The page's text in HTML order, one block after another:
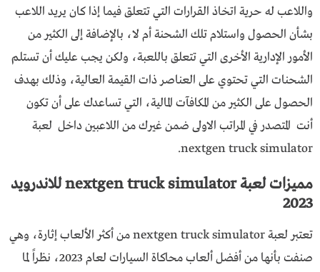
واللاعب له حرية اتخاذ القرارات التي تتعلق فيما إذا كان يريد اللاعب
بشأن الحصول واستلام تلك الشحنة أم لا، بالإضافة إلى الكثير من
الأمور الإدارية الأخرى التي تتعلق باللعبة، ولكن يجب عليك أن تستلم
الشحنات التي تحتوي على العناصر ذات القيمة العالية، وذلك بهدف
الحصول على الكثير من المكافآت المالية، التي تساعدك على أن تكون
أنت المتصدر في المراتب الاولى ضمن غيرك من اللاعبين داخل لعبة
nextgen truck simulator.
مميزات لعبة nextgen truck simulator للاندرويد
2023
تعتبر لعبة nextgen truck simulator من أكثر الألعاب إثارة، وهي
صنفت بأنها من أفضل ألعاب محاكاة السيارات لعام 2023، نظراً لما